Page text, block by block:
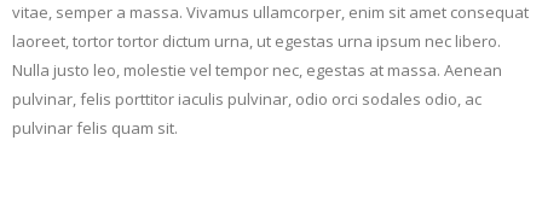
vitae, semper a massa. Vivamus ullamcorper, enim sit amet consequat
laoreet, tortor tortor dictum urna, ut egestas urna ipsum nec libero.
Nulla justo leo, molestie vel tempor nec, egestas at massa. Aenean
pulvinar, felis porttitor iaculis pulvinar, odio orci sodales odio, ac
pulvinar felis quam sit.